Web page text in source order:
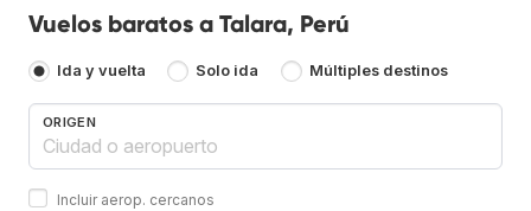
Vuelos baratos a Talara, Perú
Ida y vuelta Solo ida Múltiples destinos
ORIGEN
Incluir aerop. cercanos